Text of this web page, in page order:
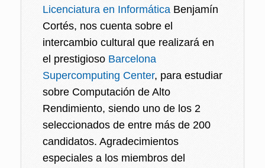
Licenciatura en Informática Benjamín
Cortés, nos cuenta sobre el
intercambio cultural que realizará en
el prestigioso Barcelona
Supercomputing Center, para estudiar
sobre Computación de Alto
Rendimiento, siendo uno de los 2
seleccionados de entre más de 200
candidatos. Agradecimientos
especiales a los miembros del